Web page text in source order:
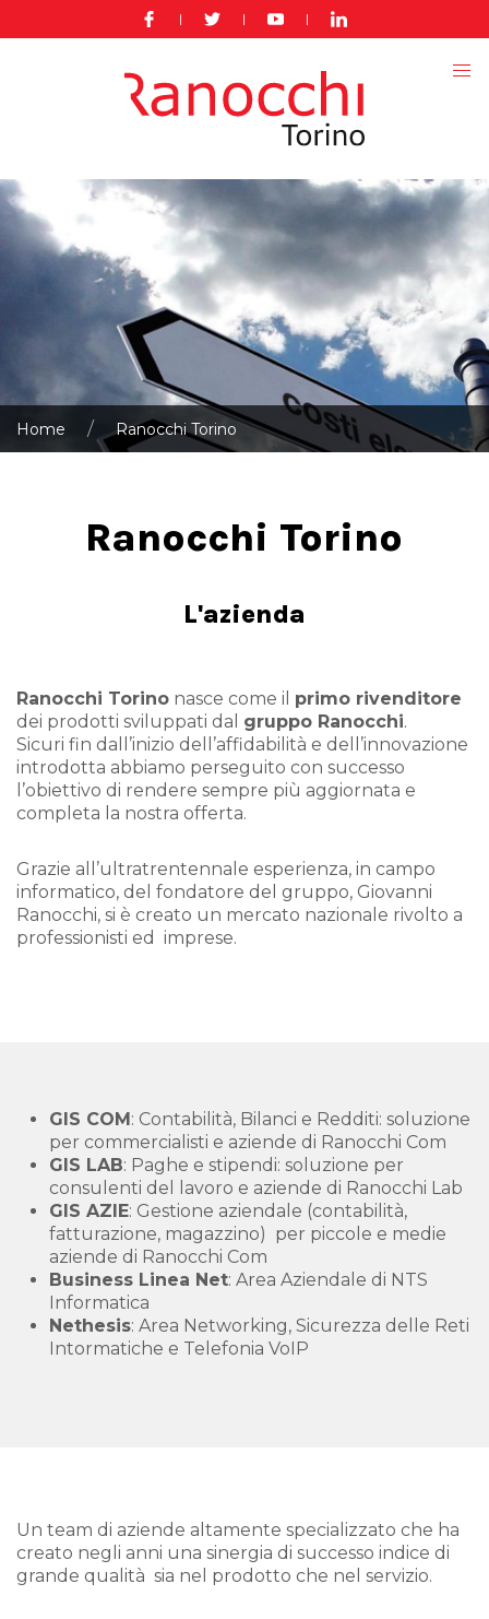
| | |
Home Ranocchi Torino
Ranocchi Torino
L'azienda
Ranocchi Torino nasce come il primo rivenditore
dei prodotti sviluppati dal gruppo Ranocchi.
Sicuri fin dall’inizio dell’affidabilità e dell’innovazione
introdotta abbiamo perseguito con successo
l’obiettivo di rendere sempre più aggiornata e
completa la nostra offerta.
Grazie all’ultratrentennale esperienza, in campo
informatico, del fondatore del gruppo, Giovanni
Ranocchi, si è creato un mercato nazionale rivolto a
professionisti ed imprese.
GIS COM: Contabilità, Bilanci e Redditi: soluzione
per commercialisti e aziende di Ranocchi Com
GIS LAB: Paghe e stipendi: soluzione per
consulenti del lavoro e aziende di Ranocchi Lab
GIS AZIE: Gestione aziendale (contabilità,
fatturazione, magazzino) per piccole e medie
aziende di Ranocchi Com
Business Linea Net: Area Aziendale di NTS
Informatica
Nethesis: Area Networking, Sicurezza delle Reti
Intormatiche e Telefonia VoIP
Un team di aziende altamente specializzato che ha
creato negli anni una sinergia di successo indice di
grande qualità sia nel prodotto che nel servizio.